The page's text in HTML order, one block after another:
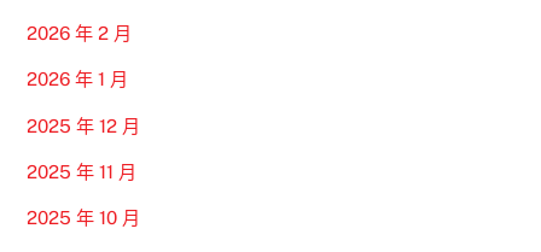
2026 年 2 月
2026 年 1 月
2025 年 12 月
2025 年 11 月
2025 年 10 月